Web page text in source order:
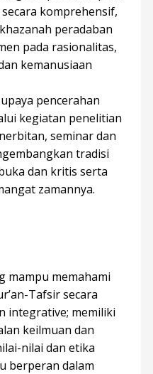
komprehensif,
peradaban
pada rasionalitas,
kemanusiaan
pencerahan
kegiatan penelitian
seminar dan
tradisi
dan kritis serta
zamannya.
mampu memahami
Tafsir secara
integrative; memiliki
keilmuan dan
nilai dan etika
berperan dalam